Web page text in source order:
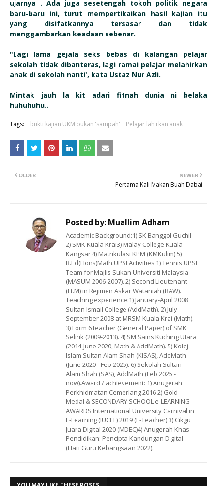
ujarnya . Ada juga sesetengah tokoh politik negara
baru-baru ini, turut mempertikaikan hasil kajian itu
yang disifatkannya tersasar dan tidak
menggambarkan keadaan sebenar.
"Lagi lama gejala seks bebas di kalangan pelajar
sekolah tidak dibanteras, lagi ramai pelajar melahirkan
anak di sekolah nanti', kata Ustaz Nur Azli.
Mintak jauh la kit adari fitnah dunia ni belaka
huhuhuhu..
Tags: bukti kajian UKM bukan 'sampah' Pelajar lahirkan anak
NEWER
Pertama Kali Makan Buah Dabai
OLDER
Posted by: Muallim Adham
Academic Background:1) SK Banggol Guchil
2) SMK Kuala Krai3) Malay College Kuala
Kangsar 4) Matrikulasi KPM (KMKulim) 5)
B.Ed(Hons)Math.UPSI Activities:1) Tennis UPSI
Team for Majlis Sukan Universiti Malaysia
(MASUM 2006-2007). 2) Second Lieutenant
(Lt.M) in Rejimen Askar Wataniah (RAW).
Teaching experience:1) January-April 2008
Sultan Ismail College (AddMath). 2) July-
September 2008 at MRSM Kuala Krai (Math).
3) Form 6 teacher (General Paper) of SMK
Selirik (2009-2013). 4) SM Sains Kuching Utara
(2014-June 2020, Math & AddMath). 5) Kolej
Islam Sultan Alam Shah (KISAS), AddMath
(June 2020 - Feb 2025). 6) Sekolah Sultan
Alam Shah (SAS), AddMath (Feb 2025 -
now).Award / achievement: 1) Anugerah
Perkhidmatan Cemerlang 2016 2) Gold
Medal & SECONDARY SCHOOL e-LEARNING
AWARDS International University Carnival in
E-Learning (IUCEL) 2019 (E-Teacher) 3) Cikgu
Juara Digital 2020 (MDEC)4) Anugerah Khas
Pendidikan: Pencipta Kandungan Digital
(Hari Guru Kebangsaan 2022).